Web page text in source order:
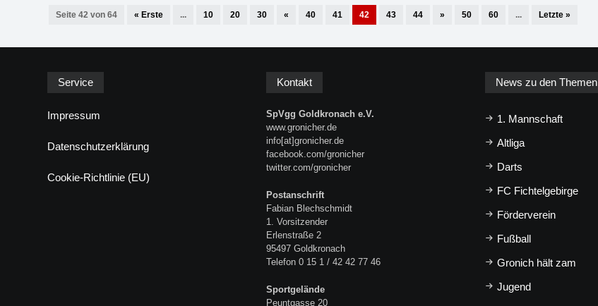
Seite 42 von 64 « Erste ... 10 20 30 « 40 41 42 43 44 » 50 60 ... Letzte »
Service
Impressum
Datenschutzerklärung
Cookie-Richtlinie (EU)
Kontakt
SpVgg Goldkronach e.V.
www.gronicher.de
info[at]gronicher.de
facebook.com/gronicher
twitter.com/gronicher
Postanschrift
Fabian Blechschmidt
1. Vorsitzender
Erlenstraße 2
95497 Goldkronach
Telefon 0 15 1 / 42 42 77 46
Sportgelände
Peuntgasse 20
News zu den Themen
1. Mannschaft
Altliga
Darts
FC Fichtelgebirge
Förderverein
Fußball
Gronich hält zam
Jugend